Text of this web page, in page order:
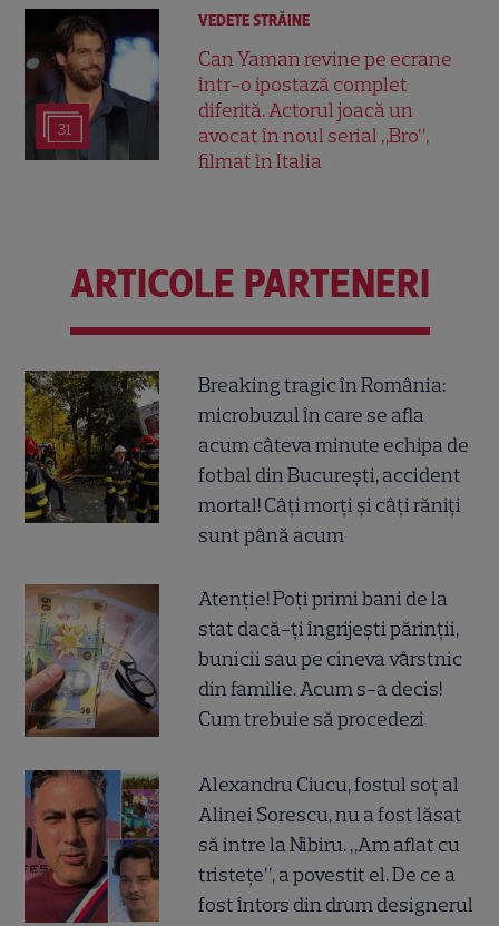
31
VEDETE STRĂINE
Can Yaman revine pe ecrane
într-o ipostază complet
diferită. Actorul joacă un
avocat în noul serial „Bro”,
filmat în Italia
ARTICOLE PARTENERI
Breaking tragic în România:
microbuzul în care se afla
acum câteva minute echipa de
fotbal din București, accident
mortal! Câți morți și câți răniți
sunt până acum
Atenție! Poți primi bani de la
stat dacă-ți îngrijești părinții,
bunicii sau pe cineva vârstnic
din familie. Acum s-a decis!
Cum trebuie să procedezi
Alexandru Ciucu, fostul soț al
Alinei Sorescu, nu a fost lăsat
să intre la Nibiru. „Am aflat cu
tristețe”, a povestit el. De ce a
fost întors din drum designerul